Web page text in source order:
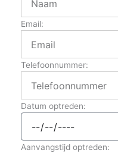
Email:
Telefoonnummer:
Datum optreden:
Aanvangstijd optreden: